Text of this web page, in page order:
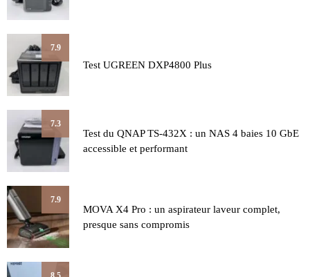
7.9
Test UGREEN DXP4800 Plus
7.3
Test du QNAP TS-432X : un NAS 4 baies 10 GbE
accessible et performant
7.9
MOVA X4 Pro : un aspirateur laveur complet,
presque sans compromis